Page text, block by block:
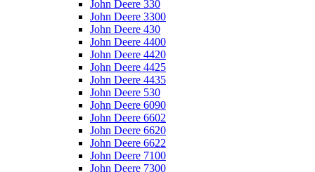
John Deere 330
John Deere 3300
John Deere 430
John Deere 4400
John Deere 4420
John Deere 4425
John Deere 4435
John Deere 530
John Deere 6090
John Deere 6602
John Deere 6620
John Deere 6622
John Deere 7100
John Deere 7300